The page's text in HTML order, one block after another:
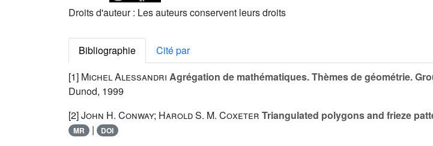
Droits d'auteur : Les auteurs conservent leurs droits
Bibliographie
Cité par
[1] Michel Alessandri Agrégation de mathématiques. Thèmes de géométrie.
Dunod, 1999
[2]John H. Conway; Harold S. M. Coxeter Triangulated polygons and frieze
MR | DOI